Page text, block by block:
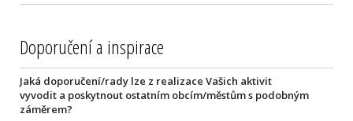
Doporučení a inspirace
Jaká doporučení/rady lze z realizace Vašich aktivit
vyvodit a poskytnout ostatním obcím/městům s podobným
záměrem?